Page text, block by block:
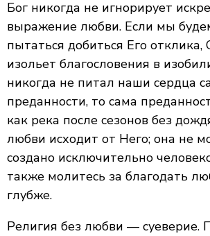
Бог никогда не игнорирует
выражение любви. Если мы
пытаться добиться Его отклика,
изольет благословения в
никогда не питал наши сердца
преданности, то сама
как река после сезонов без
любви исходит от Него; она не
создано исключительно
также молитесь за благодать
глубже.
Религия без любви — суеверие.